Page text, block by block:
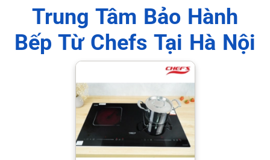
Trung Tâm Bảo Hành
Bếp Từ Chefs Tại Hà Nội